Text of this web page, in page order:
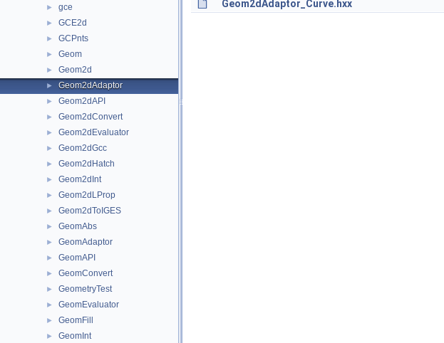
► gce
► GCE2d
► GCPnts
► Geom
► Geom2d
► Geom2dAdaptor
► Geom2dAPI
► Geom2dConvert
► Geom2dEvaluator
► Geom2dGcc
► Geom2dHatch
► Geom2dInt
► Geom2dLProp
► Geom2dToIGES
► GeomAbs
► GeomAdaptor
► GeomAPI
► GeomConvert
► GeometryTest
► GeomEvaluator
► GeomFill
► GeomInt
Geom2dAdaptor_Curve.hxx